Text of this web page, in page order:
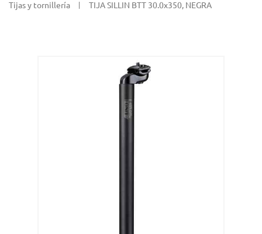
Tijas y tornillería
TIJA SILLIN BTT 30.0x350, NEGRA